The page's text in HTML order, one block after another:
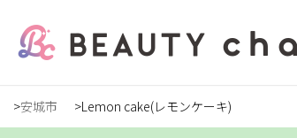
安城市 Lemon cake(レモンケーキ)